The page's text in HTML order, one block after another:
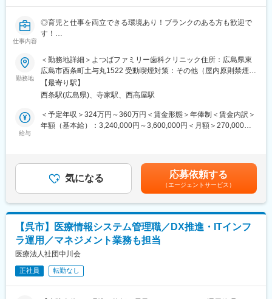
施します。
OJT研修が終わった後も半年間をオンボーディオングの期間とし
て教育担当との1on1やFBをおこない、定着・活躍までしっかりフ
ォローをさせていただきます！
なご経歴の方が活躍中です！
★高い折衝スキルが身につく
・ノルマがないので押し売りなどは一切ございません！患者様の
足いただくための傾聴力、提案力を身につけることができます。
・がんばりをしっかり評価し、還元します！平均の成約率、成約
★働きやすい環境
・完全予約制のため、突発的な業務は発生いたしません。年間休
日120日＆残業月10時間程度＆有給取得率ほぼ100%のため、ワー
クライフバランスを充実させることが可能です。
・女性が活躍できる環境を整備しており、育休復帰率は90％。時
短勤務制度も完備しています。
・うれしい社員割引も！医療脱毛はモニターとして無料で受けら
れます◎ その他、美容治療メニューや取扱いコスメを特別価格
（半額など）で購入可能です！
仕事内容
◎育児と仕事を両立できる環境あり！ブランクのある方も歓迎で
す！
◎無料駐車場あり！マイカー通勤可！
■職務内容：
東広島市に拠点を置いた歯科医院です。よつばファミリー歯科ク
リニックでの歯科衛生士をお任せいたします。
■職務詳細：
・診療補助業務（自費治療含む）
・口腔衛生指導など
□就業時間:
（1）9時15分～18時45分（土曜日以外：90分休憩）
（2）9時15分～18時15分（土曜日のみ：60分休憩）
■組織構成：
常勤歯科衛生士／2名、パート歯科衛生士／1名在籍しています。
■会社・求人の魅力：
勤務地
＜勤務地詳細＞よつばファミリー歯科クリニック住所：広島県東
広島市西条町土与丸1522 受動喫煙対策：その他（屋内原則禁煙）
変更の範囲：会社の定める事業所
【最寄り駅】
西条駅(広島県)、寺家駅、西高屋駅
給与
＜予定年収＞324万円～360万円＜賃金形態＞年俸制＜賃金内訳＞
年額（基本給）：3,240,000円～3,600,000円＜月額＞270,000円
（2）歯科衛生士経験3～4年 280,000円～（3）歯科衛生士経験5
年目以上 300,000円～・賞与：無賃金はあくまでも目安の金額
であり、選考を通じて上下する可能性があります。月給(月額)は固
定手当を含めた表記です。
気になる 応募依頼する
（エージェントサービス）
【呉市】医療情報システム管理職／DX推進・ITインフ
ラ運用／マネジメント業務も担当
医療法人社団中川会
正社員 転勤なし